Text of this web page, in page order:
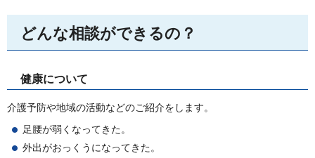
どんな相談ができるの？
健康について
介護予防や地域の活動などのご紹介をします。
足腰が弱くなってきた。
外出がおっくうになってきた。